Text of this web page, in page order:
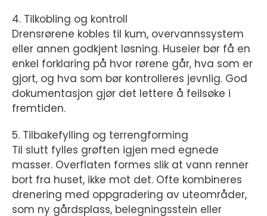
4. Tilkobling og kontroll
Drensrørene kobles til kum, overvannssystem
eller annen godkjent løsning. Huseier bør få en
enkel forklaring på hvor rørene går, hva som er
gjort, og hva som bør kontrolleres jevnlig. God
dokumentasjon gjør det lettere å feilsøke i
fremtiden.
5. Tilbakefylling og terrengforming
Til slutt fylles grøften igjen med egnede
masser. Overflaten formes slik at vann renner
bort fra huset, ikke mot det. Ofte kombineres
drenering med oppgradering av uteområder,
som ny gårdsplass, belegningsstein eller